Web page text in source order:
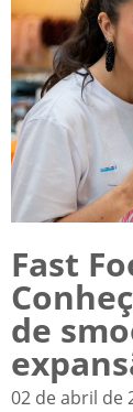
Fast
de
02 de abril de